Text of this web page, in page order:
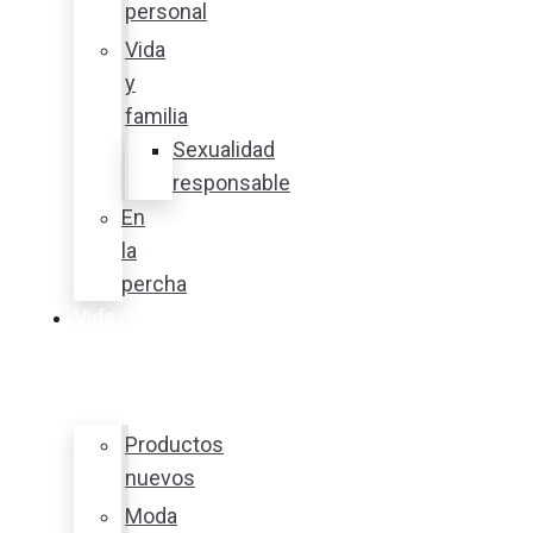
personal
Vida
y
familia
Sexualidad
responsable
En
la
percha
Productos
nuevos
Moda